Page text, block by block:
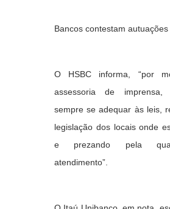
Bancos contestam autuações
O HSBC informa, “por
assessoria de imprensa,
sempre se adequar às leis,
legislação dos locais onde
e prezando pela
atendimento”.